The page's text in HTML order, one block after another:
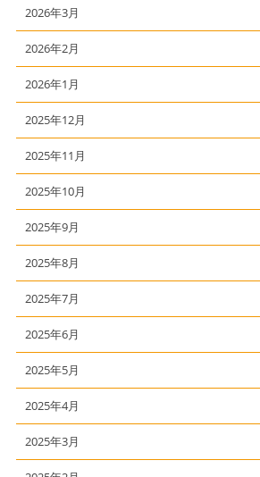
2026年3月
2026年2月
2026年1月
2025年12月
2025年11月
2025年10月
2025年9月
2025年8月
2025年7月
2025年6月
2025年5月
2025年4月
2025年3月